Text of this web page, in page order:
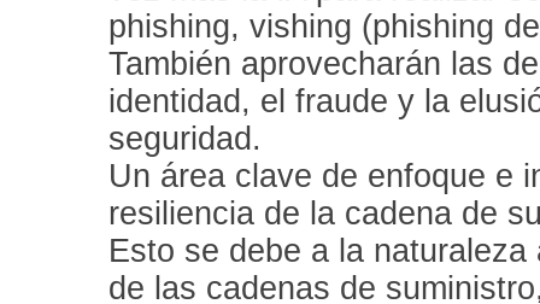
phishing, vishing (phishing
También aprovecharán las
identidad, el fraude y la
seguridad.
Un área clave de enfoque e
resiliencia de la cadena de
Esto se debe a la
de las cadenas de